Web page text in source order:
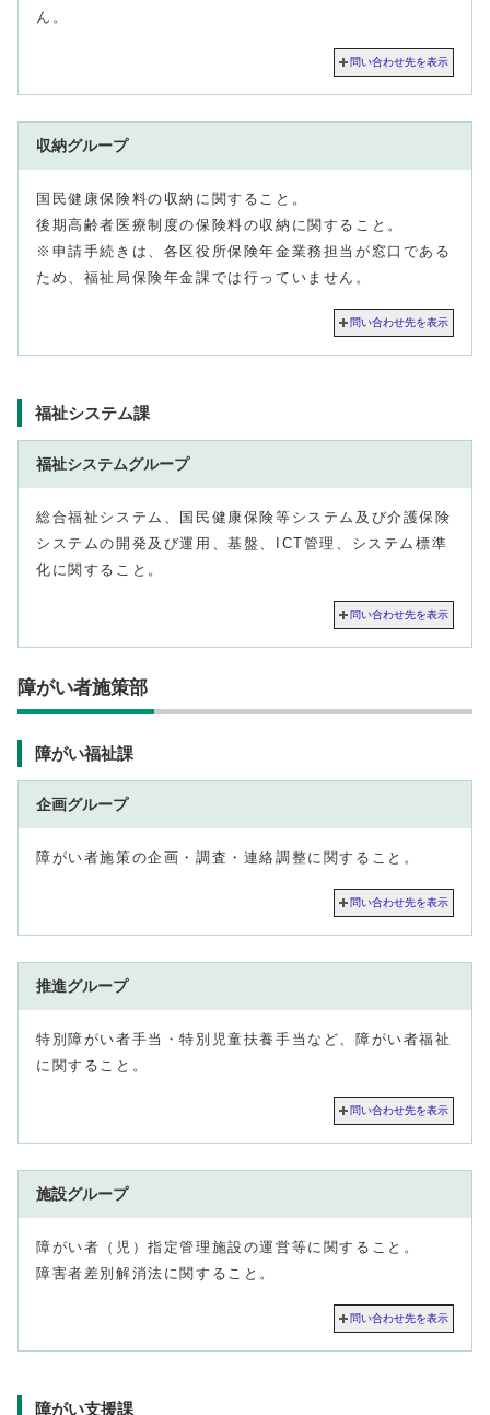
ん。
問い合わせ先を表示
収納グループ
国民健康保険料の収納に関すること。
後期高齢者医療制度の保険料の収納に関すること。
※申請手続きは、各区役所保険年金業務担当が窓口である
ため、福祉局保険年金課では行っていません。
問い合わせ先を表示
福祉システム課
福祉システムグループ
総合福祉システム、国民健康保険等システム及び介護保険
システムの開発及び運用、基盤、ICT管理、システム標準
化に関すること。
問い合わせ先を表示
障がい者施策部
障がい福祉課
企画グループ
障がい者施策の企画・調査・連絡調整に関すること。
問い合わせ先を表示
推進グループ
特別障がい者手当・特別児童扶養手当など、障がい者福祉
に関すること。
問い合わせ先を表示
施設グループ
障がい者（児）指定管理施設の運営等に関すること。
障害者差別解消法に関すること。
問い合わせ先を表示
障がい支援課